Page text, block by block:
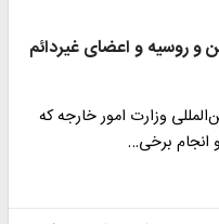
روسیه و اعضای غیردائم
وزارت امور خارجه که
برخی…